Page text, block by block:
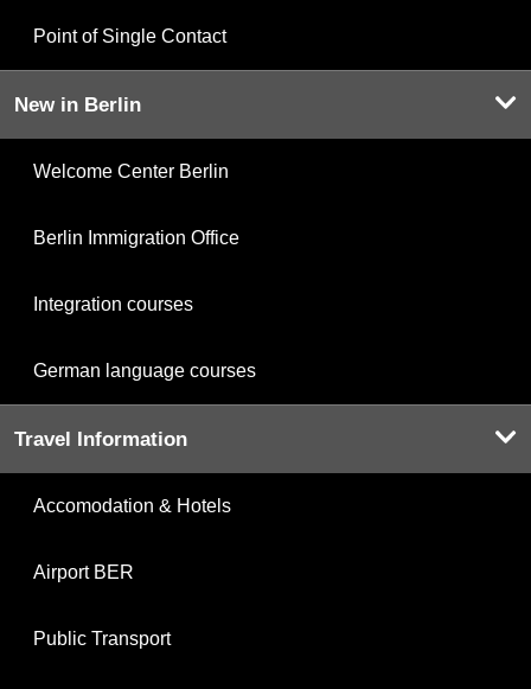
Point of Single Contact
New in Berlin
Welcome Center Berlin
Berlin Immigration Office
Integration courses
German language courses
Travel Information
Accomodation & Hotels
Airport BER
Public Transport